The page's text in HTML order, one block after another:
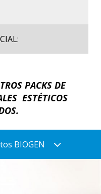
PACKS DE
ESTÉTICOS
BIOGEN